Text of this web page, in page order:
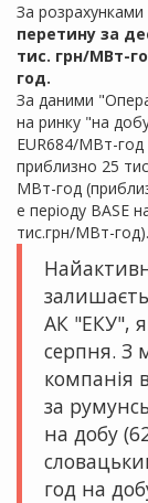
За
перетину за
тис. грн/МВт-
год.
За даними
на ринку "на
EUR684/МВт-год
приблизно 25
МВт-год
е періоду BASE
тис.грн/МВт-год).
АК "ЕКУ",
серпня. З
компанія
за
на добу
год на